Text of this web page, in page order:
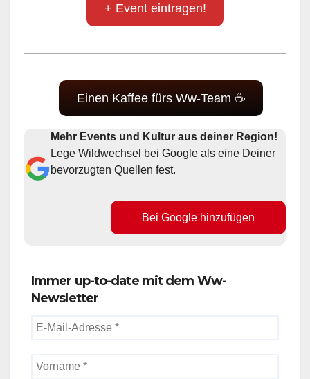
+ Event eintragen!
Einen Kaffee fürs Ww-Team ☕
Mehr Events und Kultur aus deiner Region!
Lege Wildwechsel bei Google als eine Deiner
bevorzugten Quellen fest.
Bei Google hinzufügen
Immer up-to-date mit dem Ww-
Newsletter